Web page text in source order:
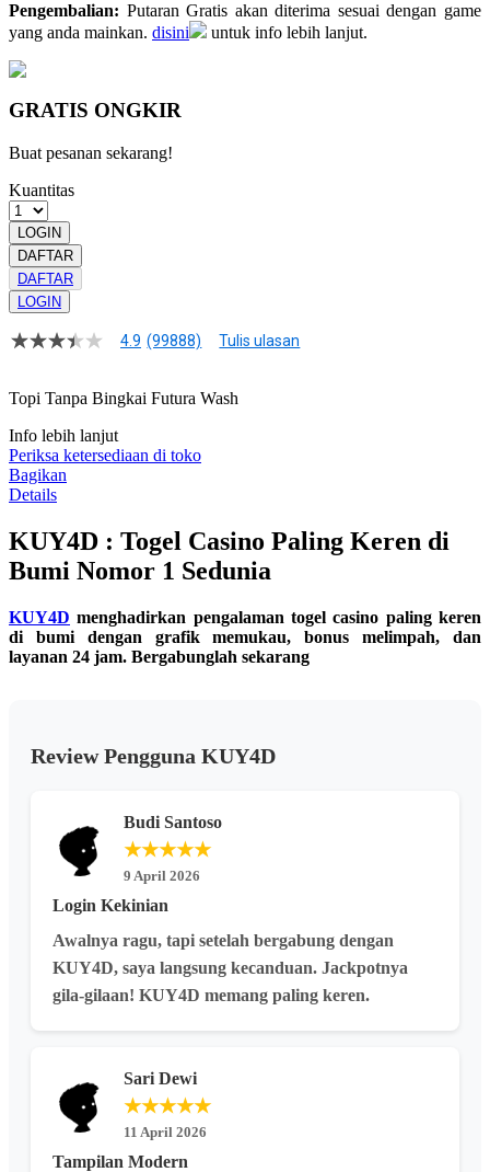
Pengembalian: Putaran Gratis akan diterima sesuai dengan game
yang anda mainkan. disini untuk info lebih lanjut.
GRATIS ONGKIR
Buat pesanan sekarang!
Kuantitas
LOGIN
DAFTAR
DAFTAR
LOGIN
4.9
bintang,
rating
rata-
rata.
Read
13
Tautan
halaman
yang
4.9 (99888) Tulis ulasan
Topi Tanpa Bingkai Futura Wash
Info lebih lanjut
Periksa ketersediaan di toko
Bagikan
Details
KUY4D : Togel Casino Paling Keren di
Bumi Nomor 1 Sedunia
KUY4D menghadirkan pengalaman togel casino paling keren
di bumi dengan grafik memukau, bonus melimpah, dan
layanan 24 jam. Bergabunglah sekarang
Review Pengguna KUY4D
Budi Santoso
★★★★★
9 April 2026
Login Kekinian
Awalnya ragu, tapi setelah bergabung dengan
KUY4D, saya langsung kecanduan. Jackpotnya
gila-gilaan! KUY4D memang paling keren.
Sari Dewi
★★★★★
11 April 2026
Tampilan Modern